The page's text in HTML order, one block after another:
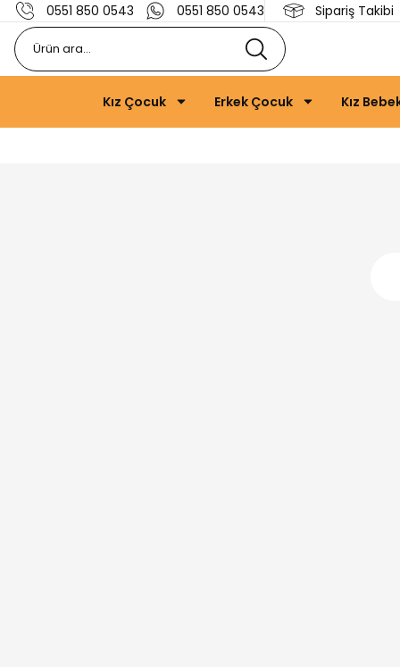
0551 850 0543 0551 850 0543 Sipariş Takibi
Kız Çocuk Erkek Çocuk Kız